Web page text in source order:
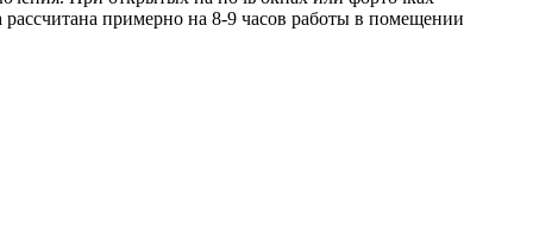
примерно на 8-9 часов работы в помещении